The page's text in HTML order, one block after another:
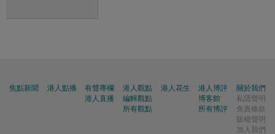
焦點新聞 港人點播
有聲專欄
港人直播
港人觀點
編輯觀點
所有觀點
港人花生
港人博評
博客館
所有博評
關於我們
私隱聲明
免責條款
版權聲明
加入我們